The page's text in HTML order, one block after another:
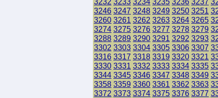
3246 3247 3248 3249 3250 3251
3260 3261 3262 3263 3264 3265
3274 3275 3276 3277 3278 3279
3288 3289 3290 3291 3292 3293
3302 3303 3304 3305 3306 3307
3316 3317 3318 3319 3320 3321
3330 3331 3332 3333 3334 3335
3344 3345 3346 3347 3348 3349
3358 3359 3360 3361 3362 3363
3372 3373 3374 3375 3376 3377